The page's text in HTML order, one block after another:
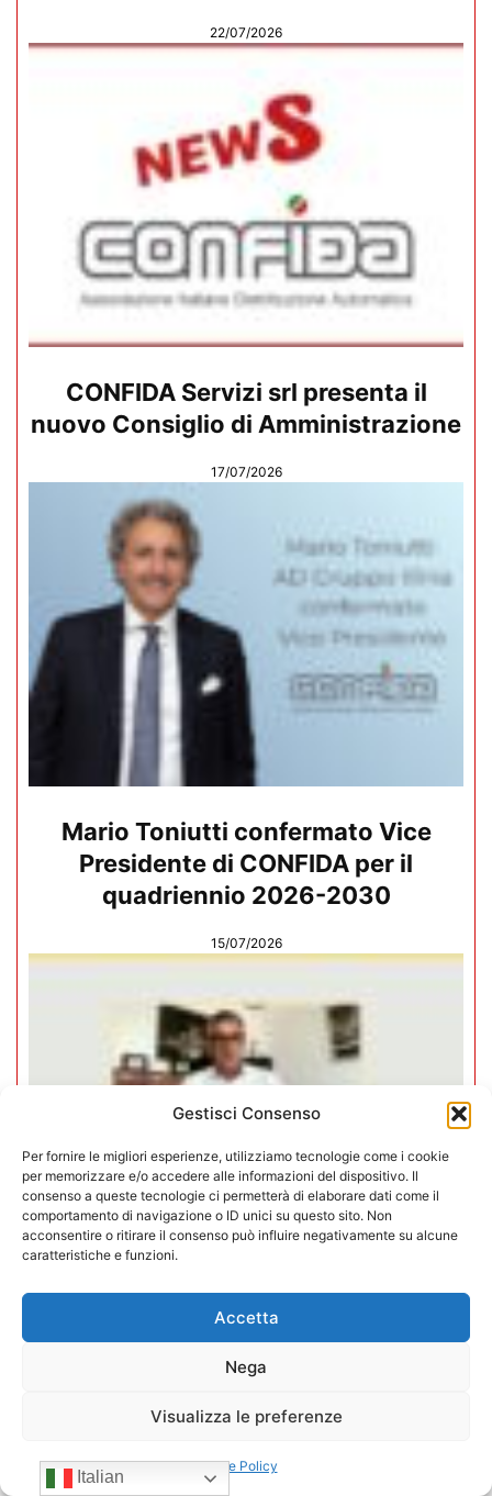
Gestisci Consenso
Per fornire le migliori esperienze, utilizziamo tecnologie come i cookie
per memorizzare e/o accedere alle informazioni del dispositivo. Il
consenso a queste tecnologie ci permetterà di elaborare dati come il
comportamento di navigazione o ID unici su questo sito. Non
acconsentire o ritirare il consenso può influire negativamente su alcune
caratteristiche e funzioni.
Accetta
Nega
Visualizza le preferenze
Cookie Policy
22/07/2026
CONFIDA Servizi srl presenta il
nuovo Consiglio di Amministrazione
17/07/2026
Mario Toniutti confermato Vice
Presidente di CONFIDA per il
quadriennio 2026-2030
15/07/2026
Bergamo TV: “I gestori H24 non
sono il problema”
09/07/2026
Italian